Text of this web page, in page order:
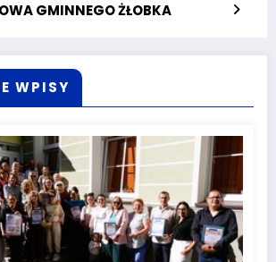
GMINNEGO ŻŁOBKA
WPISY